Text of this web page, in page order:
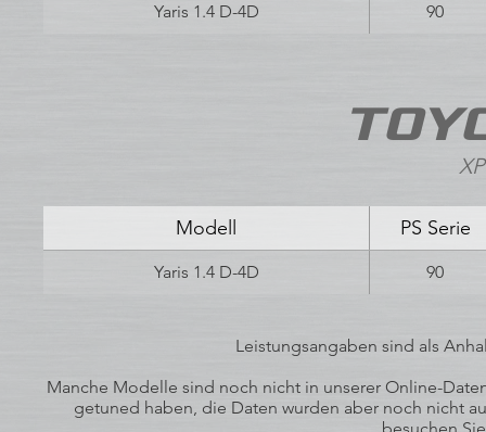
Yaris 1.4 D-4D 90
Modell PS Serie
Yaris 1.4 D-4D 90
Leistungsangaben sind als
Manche Modelle sind noch nicht in unserer Online-
getuned haben, die Daten wurden aber noch nicht